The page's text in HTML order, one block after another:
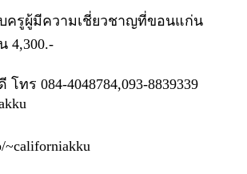
ครูผู้มีความเชี่ยวชาญที่ขอนแก่น
4,300.-
โทร 084-4048784,093-8839339
~californiakku